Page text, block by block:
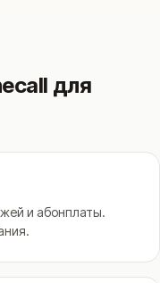
для
и абонплаты.